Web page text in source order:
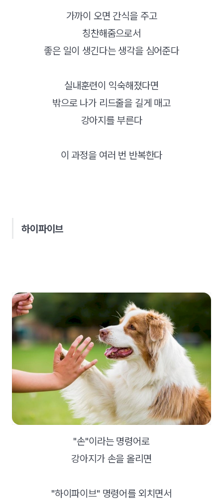
가까이 오면 간식을 주고
칭찬해줌으로서
좋은 일이 생긴다는 생각을 심어준다
실내훈련이 익숙해졌다면
밖으로 나가 리드줄을 길게 매고
강아지를 부른다
이 과정을 여러 번 반복한다
하이파이브
"손"이라는 명령어로
강아지가 손을 올리면
"하이파이브" 명령어를 외치면서